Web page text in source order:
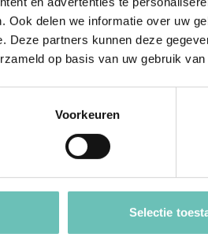
Ook delen we informatie over uw
Deze partners kunnen deze
op basis van uw gebruik
Voorkeuren
Selectie
2016
Raad: Procesrecht
Verstek van
gezuiverd door